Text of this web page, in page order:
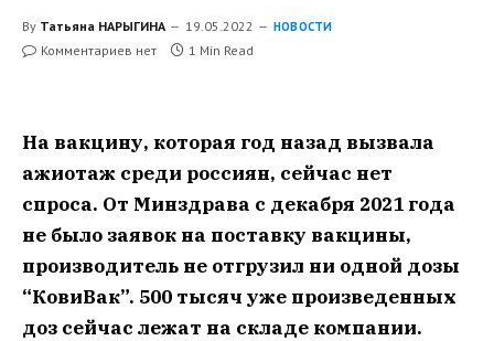
By Татьяна НАРЫГИНА 19.05.2022 НОВОСТИ
Комментариев нет 1 Min Read
На вакцину, которая год назад вызвала
ажиотаж среди россиян, сейчас нет
спроса. От Минздрава с декабря 2021 года
не было заявок на поставку вакцины,
производитель не отгрузил ни одной дозы
“КовиВак”. 500 тысяч уже произведенных
доз сейчас лежат на складе компании.